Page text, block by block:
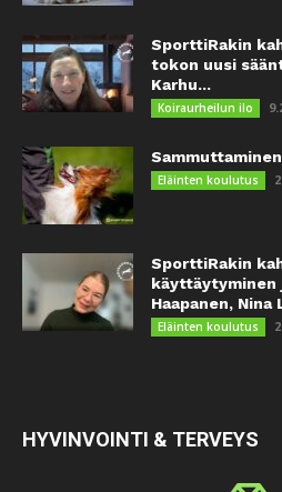
SporttiRakin
tokon uusi
Karhu...
Koiraurheilun ilo
Eläinten koulutus
SporttiRakin
käyttäytyminen
Haapanen, Nina
Eläinten koulutus
HYVINVOINTI & TERVEYS